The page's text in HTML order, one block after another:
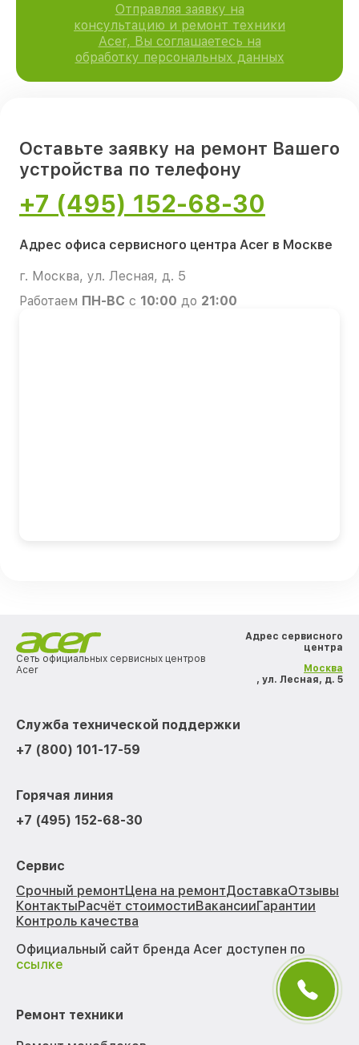
Отправляя заявку на
консультацию и ремонт техники
Acer, Вы соглашаетесь на
обработку персональных данных
Оставьте заявку на ремонт Вашего
устройства по телефону
+7 (495) 152-68-30
Адрес офиса сервисного центра Acer в Москве
г. Москва, ул. Лесная, д. 5
Работаем ПН-ВС с 10:00 до 21:00
Сеть официальных сервисных центров
Acer
Адрес сервисного
центра
Москва
, ул. Лесная, д. 5
Служба технической поддержки
+7 (800) 101-17-59
Горячая линия
+7 (495) 152-68-30
Сервис
Срочный ремонтЦена на ремонтДоставкаОтзывы
КонтактыРасчёт стоимостиВакансииГарантии
Контроль качества
Официальный сайт бренда Acer доступен по
ссылке
Ремонт техники